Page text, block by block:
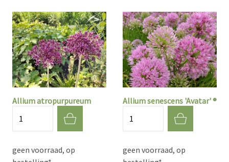
Allium atropurpureum
geen voorraad, op
Allium senescens 'Avatar' ®
geen voorraad, op